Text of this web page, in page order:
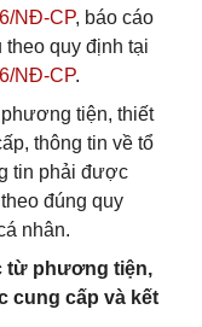
NĐ-CP, báo cáo
quy định tại
NĐ-CP.
tiện, thiết
thông tin về tổ
tin phải được
đúng quy
nhân.
từ phương tiện,
cung cấp và kết